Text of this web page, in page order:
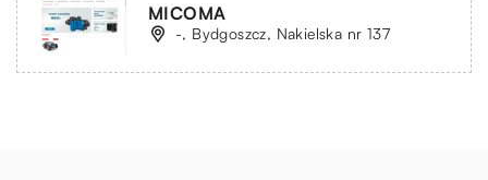
MICOMA
-, Bydgoszcz, Nakielska nr 137